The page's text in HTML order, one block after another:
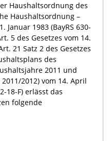
Haushaltsordnung des
Haushaltsordnung –
Januar 1983 (BayRS 630-
5 des Gesetzes vom 14.
21 Satz 2 des Gesetzes
des
2011 und
2012) vom 14. April
18-F) erlässt das
folgende